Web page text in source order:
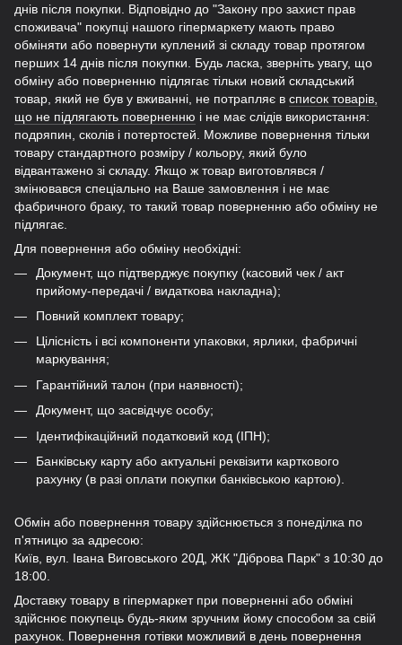
днів після покупки. Відповідно до "Закону про захист прав
споживача" покупці нашого гіпермаркету мають право
обміняти або повернути куплений зі складу товар протягом
перших 14 днів після покупки. Будь ласка, зверніть увагу, що
обміну або поверненню підлягає тільки новий складський
товар, який не був у вживанні, не потрапляє в список товарів,
що не підлягають поверненню і не має слідів використання:
подряпин, сколів і потертостей. Можливе повернення тільки
товару стандартного розміру / кольору, який було
відвантажено зі складу. Якщо ж товар виготовлявся /
змінювався спеціально на Ваше замовлення і не має
фабричного браку, то такий товар поверненню або обміну не
підлягає.
Для повернення або обміну необхідні:
Документ, що підтверджує покупку (касовий чек / акт
прийому-передачі / видаткова накладна);
Повний комплект товару;
Цілісність і всі компоненти упаковки, ярлики, фабричні
маркування;
Гарантійний талон (при наявності);
Документ, що засвідчує особу;
Ідентифікаційний податковий код (ІПН);
Банківську карту або актуальні реквізити карткового
рахунку (в разі оплати покупки банківською картою).
Обмін або повернення товару здійснюється з понеділка по
п'ятницю за адресою:
Київ, вул. Івана Виговського 20Д, ЖК "Діброва Парк" з 10:30 до
18:00.
Доставку товару в гіпермаркет при поверненні або обміні
здійснює покупець будь-яким зручним йому способом за свій
рахунок. Повернення готівки можливий в день повернення